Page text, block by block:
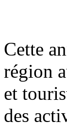
Cette
région
et
des